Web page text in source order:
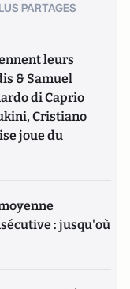
PARTAGES
leurs
& Samuel
di Caprio
Cristiano
joue du
: jusqu'où